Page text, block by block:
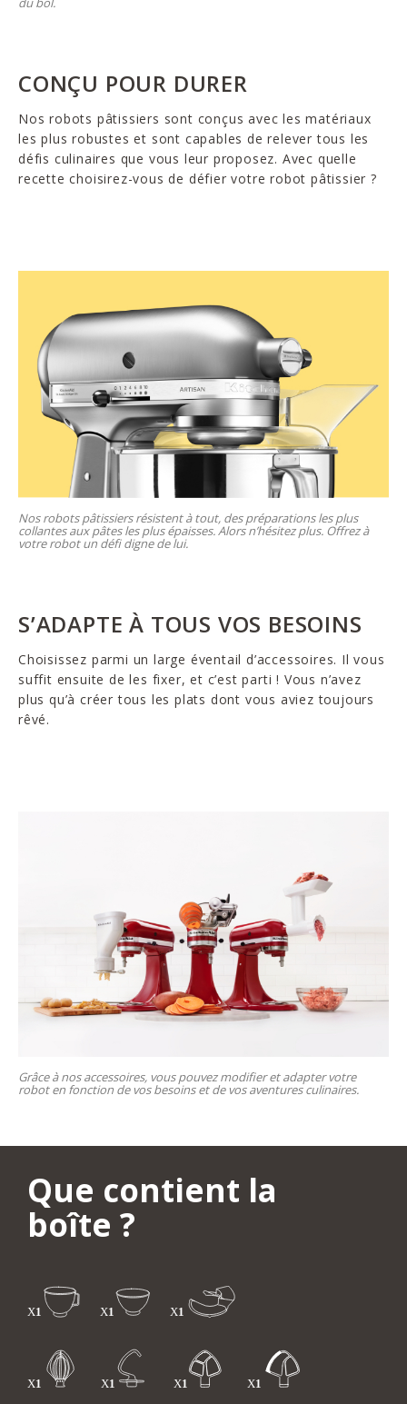
CONÇU POUR DURER
Nos robots pâtissiers sont conçus avec les matériaux
les plus robustes et sont capables de relever tous les
défis culinaires que vous leur proposez. Avec quelle
recette choisirez-vous de défier votre robot pâtissier ?
Nos robots pâtissiers résistent à tout, des préparations les plus
collantes aux pâtes les plus épaisses. Alors n’hésitez plus. Offrez à
votre robot un défi digne de lui.
S’ADAPTE À TOUS VOS BESOINS
Choisissez parmi un large éventail d’accessoires. Il vous
suffit ensuite de les fixer, et c’est parti ! Vous n’avez
plus qu’à créer tous les plats dont vous aviez toujours
rêvé.
Grâce à nos accessoires, vous pouvez modifier et adapter votre
robot en fonction de vos besoins et de vos aventures culinaires.
Que contient la
boîte ?